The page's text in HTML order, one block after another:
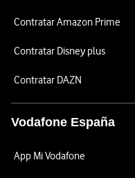
Contratar Amazon Prime
Contratar Disney plus
Contratar DAZN
Vodafone España
App Mi Vodafone